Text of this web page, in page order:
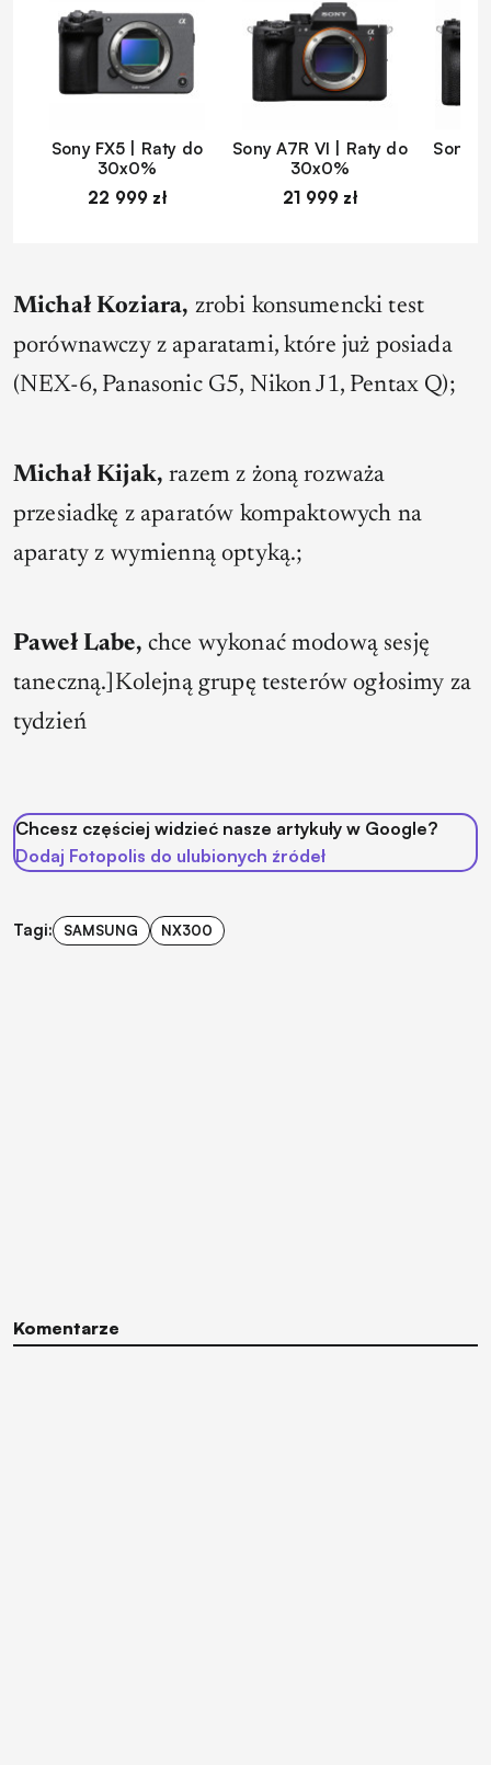
Sony FX5 | Raty do
30x0%
22 999 zł
Sony A7R VI | Raty do
30x0%
21 999 zł
Sony
Michał Koziara, zrobi konsumencki test
porównawczy z aparatami, które już posiada
(NEX-6, Panasonic G5, Nikon J1, Pentax Q);
Michał Kijak, razem z żoną rozważa
przesiadkę z aparatów kompaktowych na
aparaty z wymienną optyką.;
Paweł Labe, chce wykonać modową sesję
taneczną.]Kolejną grupę testerów ogłosimy za
tydzień
Chcesz częściej widzieć nasze artykuły w Google?
Dodaj Fotopolis do ulubionych źródeł
Tagi: SAMSUNG NX300
Komentarze